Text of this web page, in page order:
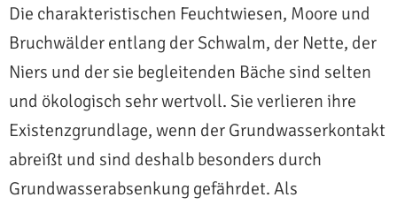
Die charakteristischen Feuchtwiesen, Moore und
Bruchwälder entlang der Schwalm, der Nette, der
Niers und der sie begleitenden Bäche sind selten
und ökologisch sehr wertvoll. Sie verlieren ihre
Existenzgrundlage, wenn der Grundwasserkontakt
abreißt und sind deshalb besonders durch
Grundwasserabsenkung gefährdet. Als